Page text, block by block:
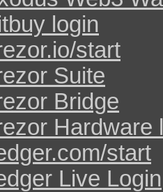
login
start
Suite
Bridge
Hardware
start
Live Login